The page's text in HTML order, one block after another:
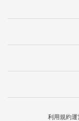
利用規約運